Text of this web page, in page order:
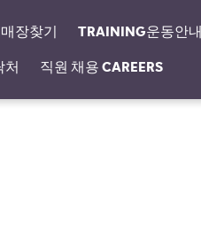
장찾기 TRAINING운동안내
처 직원 채용 CAREERS